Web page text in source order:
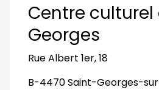
Centre
Georges
Rue Albert 1er, 18
B-4470 Saint-Georges-